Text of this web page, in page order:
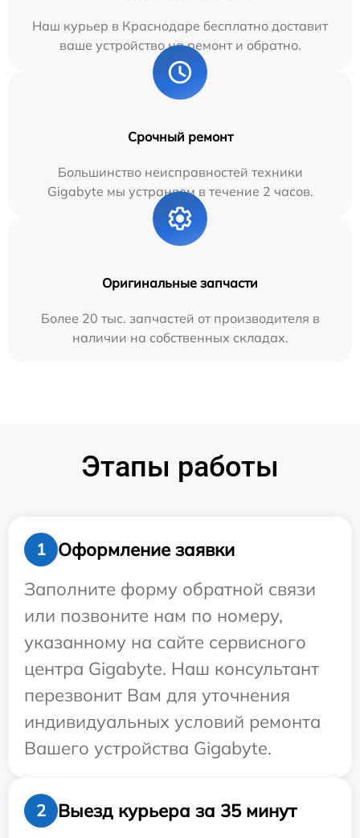
Наш курьер в Краснодаре бесплатно доставит
ваше устройство на ремонт и обратно.
Срочный ремонт
Большинство неисправностей техники
Gigabyte мы устраняем в течение 2 часов.
Оригинальные запчасти
Более 20 тыс. запчастей от производителя в
наличии на собственных складах.
Этапы работы
1
Оформление заявки
Заполните форму обратной связи
или позвоните нам по номеру,
указанному на сайте сервисного
центра Gigabyte. Наш консультант
перезвонит Вам для уточнения
индивидуальных условий ремонта
Вашего устройства Gigabyte.
2
Выезд курьера за 35 минут